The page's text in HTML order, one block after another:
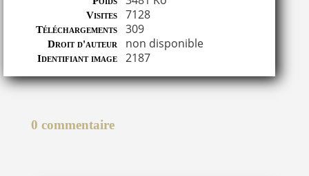
Visites 7128
Téléchargements 309
Droit d'auteur non disponible
Identifiant image 2187
0 commentaire